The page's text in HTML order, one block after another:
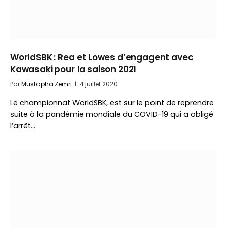
WorldSBK : Rea et Lowes d’engagent avec
Kawasaki pour la saison 2021
ParMustapha Zemri 4 juillet 2020
Le championnat WorldSBK, est sur le point de reprendre
suite à la pandémie mondiale du COVID-19 qui a obligé
l’arrêt…